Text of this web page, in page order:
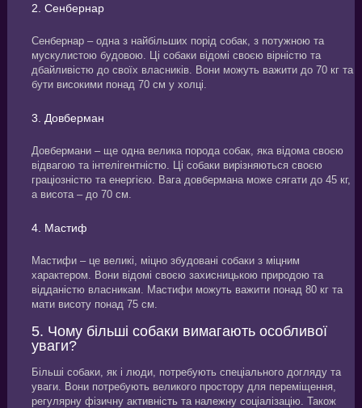
2. Сенбернар
Сенбернар – одна з найбільших порід собак, з потужною та
мускулистою будовою. Ці собаки відомі своєю вірністю та
дбайливістю до своїх власників. Вони можуть важити до 70 кг та
бути високими понад 70 см у холці.
3. Довберман
Довбермани – ще одна велика порода собак, яка відома своєю
відвагою та інтелігентністю. Ці собаки вирізняються своєю
граціозністю та енергією. Вага довбермана може сягати до 45 кг,
а висота – до 70 см.
4. Мастиф
Мастифи – це великі, міцно збудовані собаки з міцним
характером. Вони відомі своєю захисницькою природою та
відданістю власникам. Мастифи можуть важити понад 80 кг та
мати висоту понад 75 см.
5. Чому більші собаки вимагають особливої
уваги?
Більші собаки, як і люди, потребують спеціального догляду та
уваги. Вони потребують великого простору для переміщення,
регулярну фізичну активність та належну соціалізацію. Також